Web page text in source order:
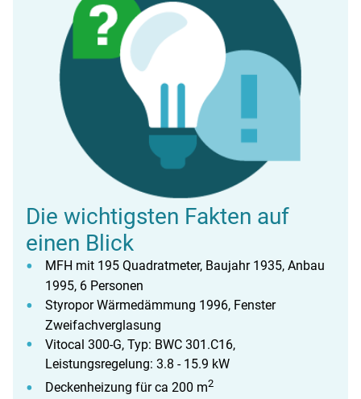
Die wichtigsten Fakten auf
einen Blick
MFH mit 195 Quadratmeter, Baujahr 1935, Anbau
1995, 6 Personen
Styropor Wärmedämmung 1996, Fenster
Zweifachverglasung
Vitocal 300-G, Typ: BWC 301.C16,
Leistungsregelung: 3.8 - 15.9 kW
Deckenheizung für ca 200 m2